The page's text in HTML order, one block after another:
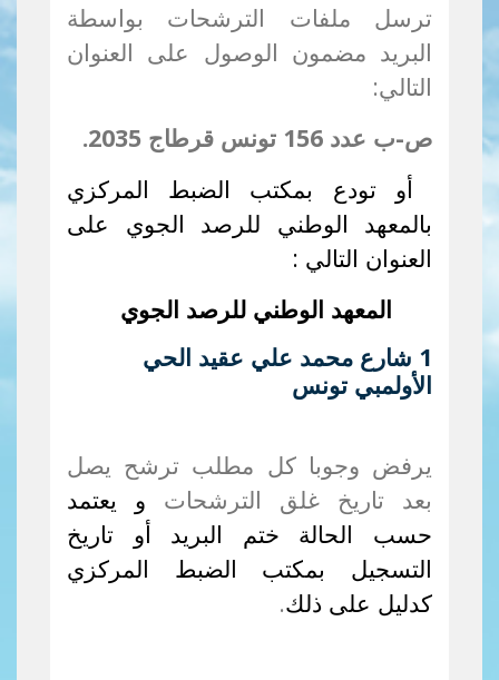
ترسل ملفات الترشحات بواسطة
البريد مضمون الوصول على العنوان
التالي:
ص-ب عدد 156 تونس قرطاج 2035.
أو تودع بمكتب الضبط المركزي
بالمعهد الوطني للرصد الجوي على
العنوان التالي :
المعهد الوطني للرصد الجوي
1 شارع محمد علي عقيد الحي
الأولمبي تونس
يرفض وجوبا كل مطلب ترشح يصل
بعد تاريخ غلق الترشحات و يعتمد
حسب الحالة ختم البريد أو تاريخ
التسجيل بمكتب الضبط المركزي
كدليل على ذلك.